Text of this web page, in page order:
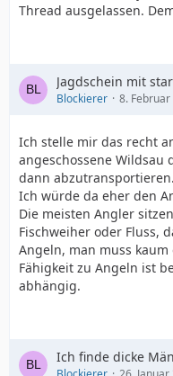
Thread ausgelassen.
Jagdschein mit
Blockierer 8.
Ich stelle mir das recht
angeschossene Wildsau
dann abzutransportieren.
Ich würde da eher den
Die meisten Angler
Fischweiher oder Fluss,
Angeln, man muss
Fähigkeit zu Angeln ist
abhängig.
Ich finde dicke